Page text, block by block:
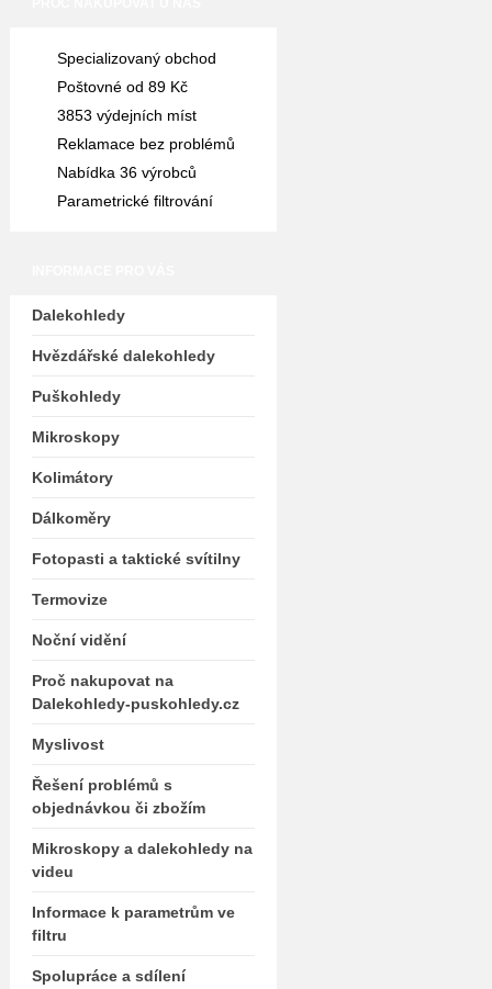
Specializovaný obchod
Poštovné od 89 Kč
3853 výdejních míst
Reklamace bez problémů
Nabídka 36 výrobců
Parametrické filtrování
Dalekohledy
Hvězdářské dalekohledy
Puškohledy
Mikroskopy
Kolimátory
Dálkoměry
Fotopasti a taktické svítilny
Termovize
Noční vidění
Proč nakupovat na
Dalekohledy-puskohledy.cz
Myslivost
Řešení problémů s
objednávkou či zbožím
Mikroskopy a dalekohledy na
videu
Informace k parametrům ve
filtru
Spolupráce a sdílení